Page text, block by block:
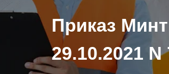
Приказ
29.10.2021 N